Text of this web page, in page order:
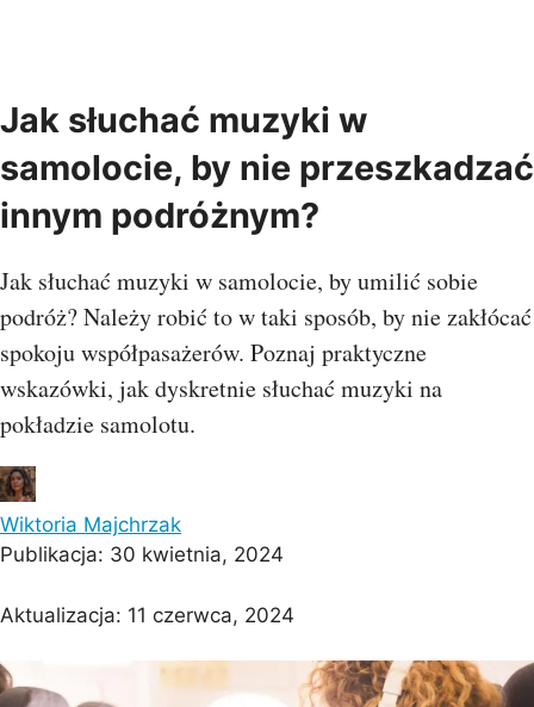
Jak słuchać muzyki w
samolocie, by nie przeszkadzać
innym podróżnym?
Jak słuchać muzyki w samolocie, by umilić sobie
podróż? Należy robić to w taki sposób, by nie zakłócać
spokoju współpasażerów. Poznaj praktyczne
wskazówki, jak dyskretnie słuchać muzyki na
pokładzie samolotu.
Wiktoria Majchrzak
Publikacja: 30 kwietnia, 2024
Aktualizacja: 11 czerwca, 2024